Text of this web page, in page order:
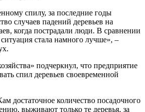
спилу, за последние годы
случаев падений деревьев на
когда пострадали люди. В сравнении
стала намного лучше», –
подчеркнул, что предприятие
спил деревьев своевременной
достаточное количество посадочного
выживают только те деревья, за